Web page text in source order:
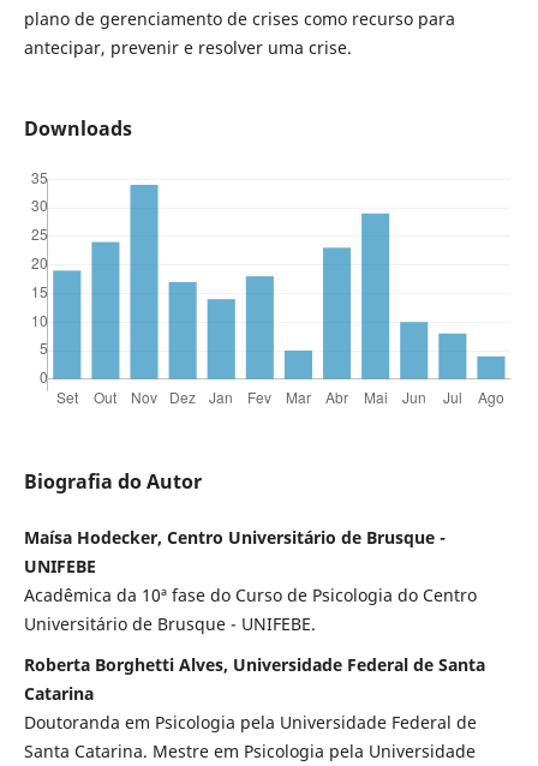
plano de gerenciamento de crises como recurso para
antecipar, prevenir e resolver uma crise.
Downloads
Biografia do Autor
Maísa Hodecker, Centro Universitário de Brusque -
UNIFEBE
Acadêmica da 10ª fase do Curso de Psicologia do Centro
Universitário de Brusque - UNIFEBE.
Roberta Borghetti Alves, Universidade Federal de Santa
Catarina
Doutoranda em Psicologia pela Universidade Federal de
Santa Catarina. Mestre em Psicologia pela Universidade